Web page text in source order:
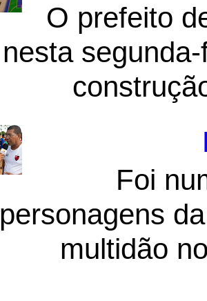
O prefeito
nesta
Foi
personagens
multidão